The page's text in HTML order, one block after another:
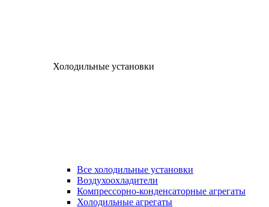
Холодильные установки
Все холодильные установки
Воздухоохладители
Компрессорно-конденсаторные агрегаты
Холодильные агрегаты